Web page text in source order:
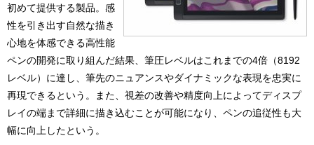
初めて提供する製品。感
性を引き出す自然な描き
心地を体感できる高性能
ペンの開発に取り組んだ結果、筆圧レベルはこれまでの4倍（8192
レベル）に達し、筆先のニュアンスやダイナミックな表現を忠実に
再現できるという。また、視差の改善や精度向上によってディスプ
レイの端まで詳細に描き込むことが可能になり、ペンの追従性も大
幅に向上したという。